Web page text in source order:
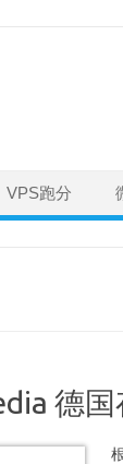
VPS跑分
德国